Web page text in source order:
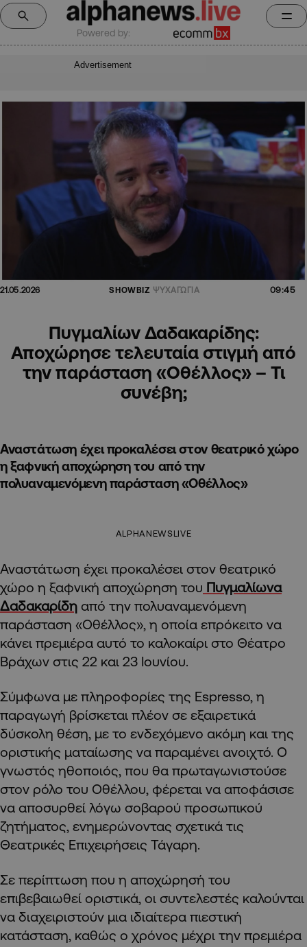
Powered by:
Advertisement
21.05.2026 SHOWBIZ ΨΥΧΑΓΩΓΙΑ 09:45
Πυγμαλίων Δαδακαρίδης:
Αποχώρησε τελευταία στιγμή από
την παράσταση «Οθέλλος» – Τι
συνέβη;
Αναστάτωση έχει προκαλέσει στον θεατρικό χώρο
η ξαφνική αποχώρηση του από την
πολυαναμενόμενη παράσταση «Οθέλλος»
ALPHANEWSLIVE
Αναστάτωση έχει προκαλέσει στον θεατρικό
χώρο η ξαφνική αποχώρηση του Πυγμαλίωνα
Δαδακαρίδη από την πολυαναμενόμενη
παράσταση «Οθέλλος», η οποία επρόκειτο να
κάνει πρεμιέρα αυτό το καλοκαίρι στο Θέατρο
Βράχων στις 22 και 23 Ιουνίου.
Σύμφωνα με πληροφορίες της Espresso, η
παραγωγή βρίσκεται πλέον σε εξαιρετικά
δύσκολη θέση, με το ενδεχόμενο ακόμη και της
οριστικής ματαίωσης να παραμένει ανοιχτό. Ο
γνωστός ηθοποιός, που θα πρωταγωνιστούσε
στον ρόλο του Οθέλλου, φέρεται να αποφάσισε
να αποσυρθεί λόγω σοβαρού προσωπικού
ζητήματος, ενημερώνοντας σχετικά τις
Θεατρικές Επιχειρήσεις Τάγαρη.
Σε περίπτωση που η αποχώρησή του
επιβεβαιωθεί οριστικά, οι συντελεστές καλούνται
να διαχειριστούν μια ιδιαίτερα πιεστική
κατάσταση, καθώς ο χρόνος μέχρι την πρεμιέρα